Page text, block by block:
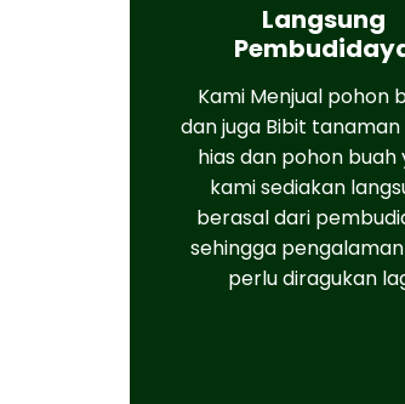
Langsung
Kami Menjual pohon
dan juga Bibit
hias dan pohon buah
kami sediakan
berasal dari
sehingga
perlu diragukan